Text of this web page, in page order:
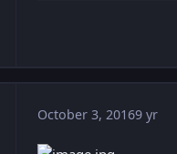
October 3, 20169 yr